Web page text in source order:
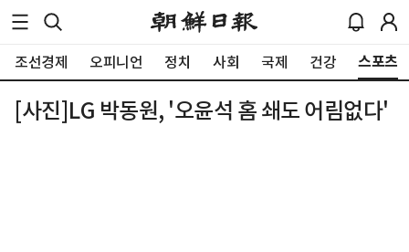
조선경제 오피니언 정치 사회 국제 건강 스포츠
[사진]LG 박동원, '오윤석 홈 쇄도 어림없다'